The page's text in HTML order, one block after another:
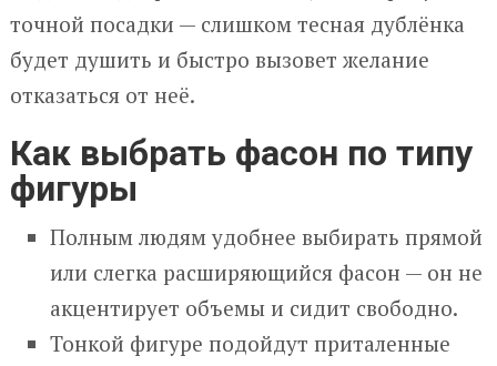
точной посадки — слишком тесная дублёнка
будет душить и быстро вызовет желание
отказаться от неё.
Как выбрать фасон по типу
фигуры
Полным людям удобнее выбирать прямой
или слегка расширяющийся фасон — он не
акцентирует объемы и сидит свободно.
Тонкой фигуре подойдут приталенные